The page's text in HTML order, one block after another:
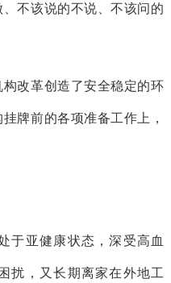
不该说的不说、不该问的
改革创造了安全稳定的环
牌前的各项准备工作上，
亚健康状态，深受高血
扰，又长期离家在外地工